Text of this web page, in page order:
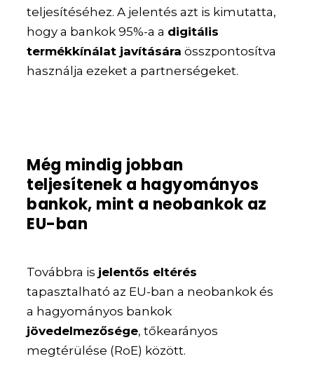
teljesítéséhez. A jelentés azt is kimutatta,
hogy a bankok 95%-a a digitális
termékkínálat javítására összpontosítva
használja ezeket a partnerségeket.
Még mindig jobban
teljesítenek a hagyományos
bankok, mint a neobankok az
EU-ban
Továbbra is jelentős eltérés
tapasztalható az EU-ban a neobankok és
a hagyományos bankok
jövedelmezősége, tőkearányos
megtérülése (RoE) között.